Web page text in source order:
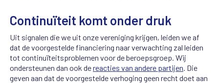
Continuïteit komt onder druk
Uit signalen die we uit onze vereniging krijgen, leiden we af
dat de voorgestelde financiering naar verwachting zal leiden
tot continuïteitsproblemen voor de beroepsgroep. Wij
ondersteunen dan ook dereacties van andere partijen. Die
geven aan dat de voorgestelde verhoging geen recht doet aan